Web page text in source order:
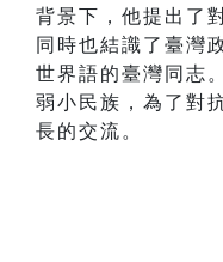
背景下，他提出了
同時也結識了臺灣
世界語的臺灣同志
弱小民族，為了對
長的交流。